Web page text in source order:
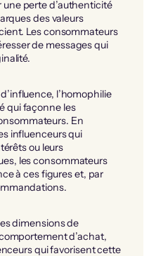
perte d’authenticité
des valeurs
Les consommateurs
de messages qui
l’homophilie
qui façonne les
En
influenceurs qui
ou leurs
les consommateurs
à ces figures et, par
dimensions de
d’achat,
qui favorisent cette